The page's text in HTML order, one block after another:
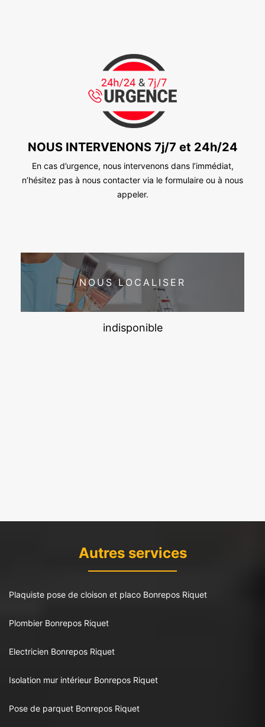
NOUS INTERVENONS 7j/7 et 24h/24
En cas d’urgence, nous intervenons dans l’immédiat,
n’hésitez pas à nous contacter via le formulaire ou à nous
appeler.
NOUS LOCALISER
indisponible
Autres services
Plaquiste pose de cloison et placo Bonrepos Riquet
Plombier Bonrepos Riquet
Electricien Bonrepos Riquet
Isolation mur intérieur Bonrepos Riquet
Pose de parquet Bonrepos Riquet